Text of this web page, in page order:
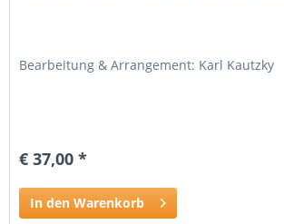
Bearbeitung & Arrangement: Karl Kautzky
€ 37,00 *
In den Warenkorb